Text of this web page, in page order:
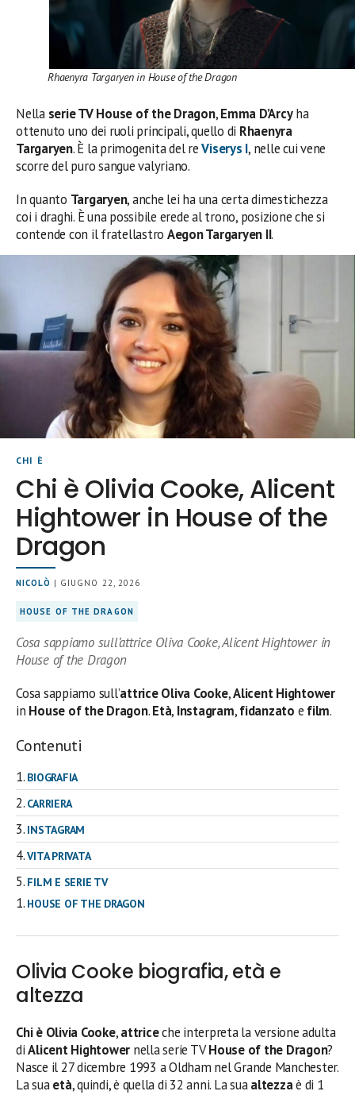
Rhaenyra Targaryen in House of the Dragon
Nella serie TV House of the Dragon,Emma D’Arcyha
ottenuto uno dei ruoli principali, quello di Rhaenyra
Targaryen. È la primogenita del reViserys I, nelle cui vene
scorre del puro sangue valyriano.
In quanto Targaryen, anche lei ha una certa dimestichezza
coi i draghi. È una possibile erede al trono, posizione che si
contende con il fratellastro Aegon Targaryen II.
CHI È
Chi è Olivia Cooke, Alicent
Hightower in House of the
Dragon
NICOLÒ | GIUGNO 22, 2026
HOUSE OF THE DRAGON
Cosa sappiamo sull’attrice Oliva Cooke, Alicent Hightower in
House of the Dragon
Cosa sappiamo sull’attrice Oliva Cooke,Alicent Hightower
in House of the Dragon.Età, Instagram,fidanzato e film.
Contenuti
BIOGRAFIA
CARRIERA
INSTAGRAM
VITA PRIVATA
FILM E SERIE TV
HOUSE OF THE DRAGON
Olivia Cooke biografia, età e
altezza
Chi è Olivia Cooke,attriceche interpreta la versione adulta
diAlicent Hightower nella serie TVHouse of the Dragon?
Nasce il 27 dicembre 1993 a Oldham nel Grande Manchester.
La suaetà, quindi, è quella di 32 anni. La suaaltezzaè di 1